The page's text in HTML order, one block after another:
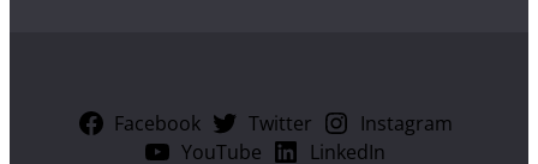
Facebook Twitter
Instagram
YouTube
LinkedIn